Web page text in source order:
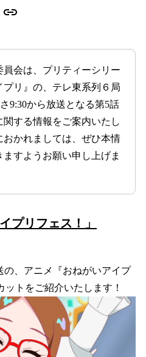
会は、プリティーシリー
リ』の、テレ東系列６局
9:30から放送となる第5話
する情報をご案内いたし
おかれましては、ぜひ本情
すようお願い申し上げま
プリフェス！」
の、アニメ『おねがいアイプ
ットをご紹介いたします！